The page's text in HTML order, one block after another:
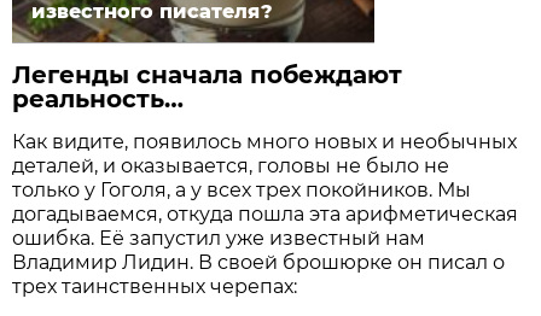
известного писателя?
Легенды сначала побеждают
реальность…
Как видите, появилось много новых и необычных
деталей, и оказывается, головы не было не
только у Гоголя, а у всех трех покойников. Мы
догадываемся, откуда пошла эта арифметическая
ошибка. Её запустил уже известный нам
Владимир Лидин. В своей брошюрке он писал о
трех таинственных черепах: